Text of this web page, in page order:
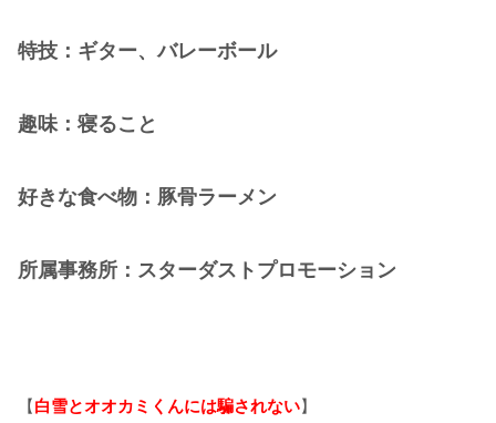
特技：ギター、バレーボール
趣味：寝ること
好きな食べ物：豚骨ラーメン
所属事務所：スターダストプロモーション
【 白雪とオオカミくんには騙されない】